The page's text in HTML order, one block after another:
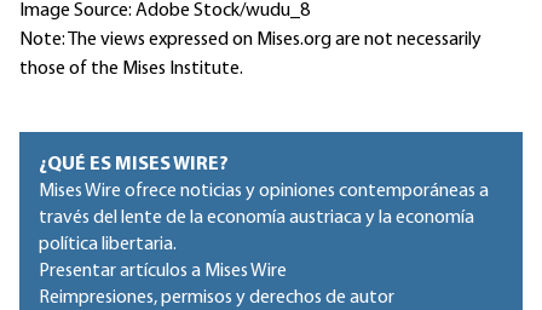
Image Source: Adobe Stock/wudu_8
Note: The views expressed on Mises.org are not necessarily
those of the Mises Institute.
¿QUÉ ES MISES WIRE?
Mises Wire ofrece noticias y opiniones contemporáneas a
través del lente de la economía austriaca y la economía
política libertaria.
Presentar artículos a Mises Wire
Reimpresiones, permisos y derechos de autor